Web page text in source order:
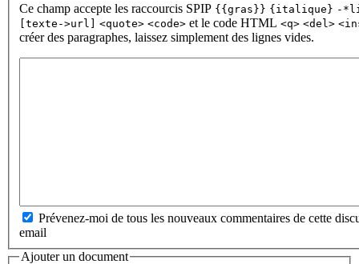
Ce champ accepte les raccourcis SPIP {{gras}} {italique} -
[texte->url] <quote> <code> et le code HTML <q> <del>
créer des paragraphes, laissez simplement des lignes vides.
Prévenez-moi de tous les nouveaux commentaires de cette
email
Ajouter un document